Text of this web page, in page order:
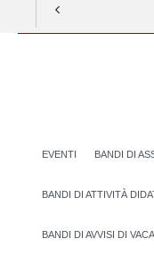
EVENTI BANDI DI
BANDI DI ATTIVITÀ
BANDI DI AVVISI DI